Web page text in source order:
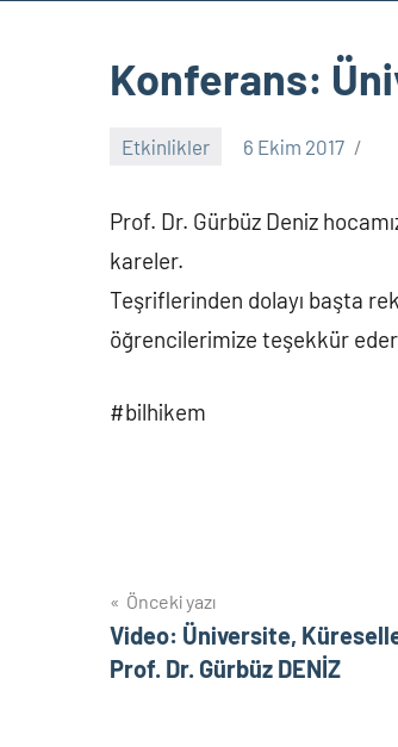
Konferans:
Etkinlikler 6 Ekim 2017
Prof. Dr. Gürbüz Deniz
kareler.
Teşriflerinden dolayı başta
öğrencilerimize teşekkür
#bilhikem
Yazı
gezinmesi
Önceki yazı
Video: Üniversite,
Prof. Dr. Gürbüz DENİZ